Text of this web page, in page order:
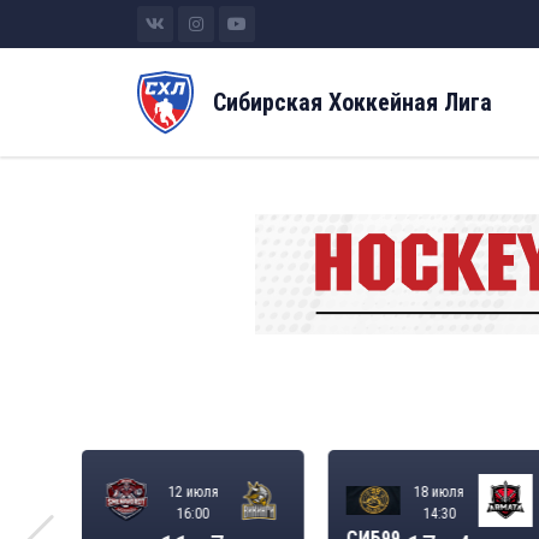
Сибирская Хоккейная Лига
12 июля
16:00
18 июля
14:30